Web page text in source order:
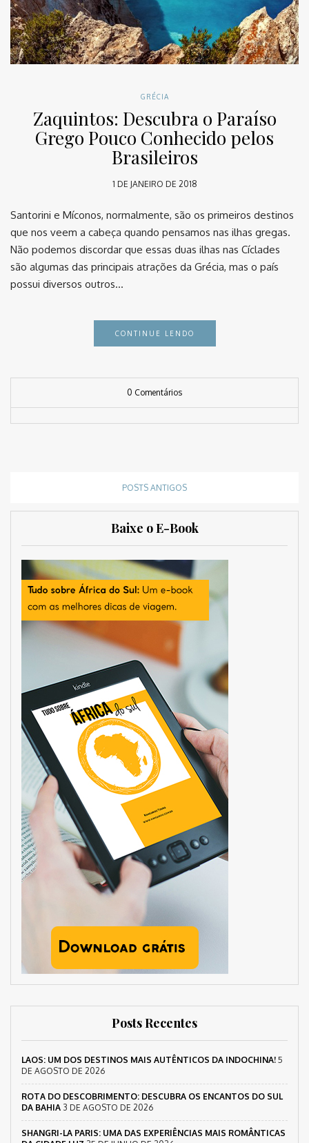
GRÉCIA
Zaquintos: Descubra o Paraíso
Grego Pouco Conhecido pelos
Brasileiros
1 DE JANEIRO DE 2018
Santorini e Míconos, normalmente, são os primeiros destinos
que nos veem a cabeça quando pensamos nas ilhas gregas.
Não podemos discordar que essas duas ilhas nas Cíclades
são algumas das principais atrações da Grécia, mas o país
possui diversos outros…
CONTINUE LENDO
0 Comentários
POSTS ANTIGOS
Baixe o E-Book
Posts Recentes
LAOS: UM DOS DESTINOS MAIS AUTÊNTICOS DA INDOCHINA! 5
DE AGOSTO DE 2026
ROTA DO DESCOBRIMENTO: DESCUBRA OS ENCANTOS DO SUL
DA BAHIA 3 DE AGOSTO DE 2026
SHANGRI-LA PARIS: UMA DAS EXPERIÊNCIAS MAIS ROMÂNTICAS